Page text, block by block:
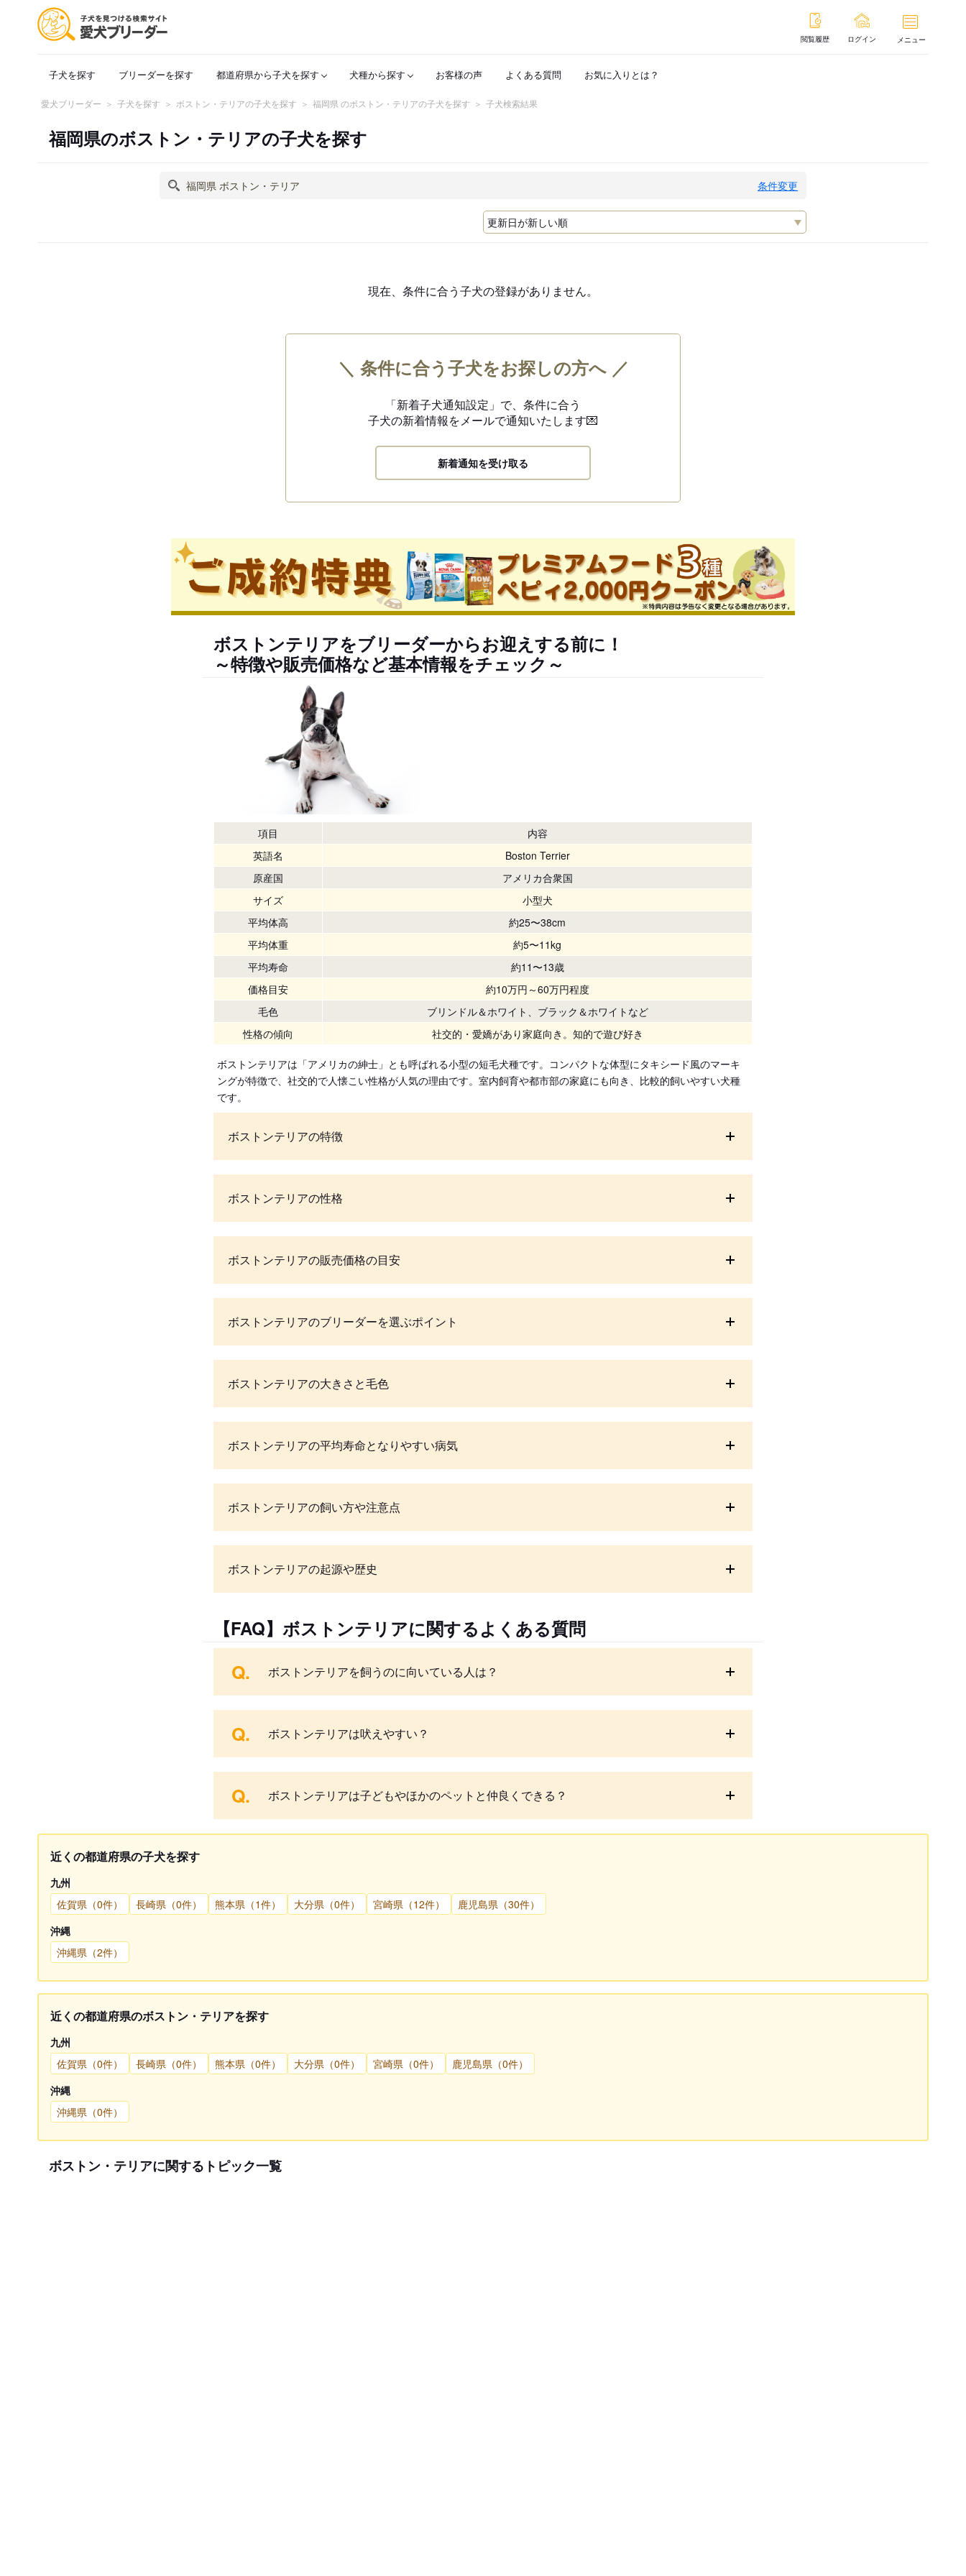
閲覧履歴 ログイン メニュー
子犬を探す ブリーダーを探す 都道府県から子犬を探す 犬種から探す お客様の声 よくある質問 お気に入りとは？
愛犬ブリーダー 子犬を探す ボストン・テリアの子犬を探す 福岡県 のボストン・テリアの子犬を探す 子犬検索結果
福岡県のボストン・テリアの子犬を探す
条件変更
現在、条件に合う子犬の登録がありません。
＼ 条件に合う子犬をお探しの方へ ／
「新着子犬通知設定」で、 条件に合う
子犬の新着情報をメールで通知いたします💌
新着通知を受け取る
ボストンテリアをブリーダーからお迎えする前に！
～特徴や販売価格など基本情報をチェック～
項目
内容
英語名
Boston Terrier
原産国
アメリカ合衆国
サイズ
小型犬
平均体高
約25〜38cm
平均体重
約5〜11kg
平均寿命
約11〜13歳
価格目安
約10万円～60万円程度
毛色
ブリンドル＆ホワイト、ブラック＆ホワイトなど
性格の傾向
社交的・愛嬌があり家庭向き。知的で遊び好き
ボストンテリアは「アメリカの紳士」とも呼ばれる小型の短毛犬種です。コンパクトな体型にタキシード風のマーキ
ングが特徴で、社交的で人懐こい性格が人気の理由です。室内飼育や都市部の家庭にも向き、比較的飼いやすい犬種
です。
ボストンテリアの特徴
ボストンテリアの性格
ボストンテリアの販売価格の目安
ボストンテリアのブリーダーを選ぶポイント
ボストンテリアの大きさと毛色
ボストンテリアの平均寿命となりやすい病気
ボストンテリアの飼い方や注意点
ボストンテリアの起源や歴史
【FAQ】ボストンテリアに関するよくある質問
Q. ボストンテリアを飼うのに向いている人は？
Q. ボストンテリアは吠えやすい？
Q. ボストンテリアは子どもやほかのペットと仲良くできる？
近くの都道府県の子犬を探す
九州
佐賀県（0件）
長崎県（0件） 熊本県（1件） 大分県（0件） 宮崎県（12件）
鹿児島県（30件）
沖縄
沖縄県（2件）
近くの都道府県のボストン・テリアを探す
九州
佐賀県（0件）
長崎県（0件） 熊本県（0件） 大分県（0件） 宮崎県（0件）
鹿児島県（0件）
沖縄
沖縄県（0件）
ボストン・テリアに関するトピック一覧